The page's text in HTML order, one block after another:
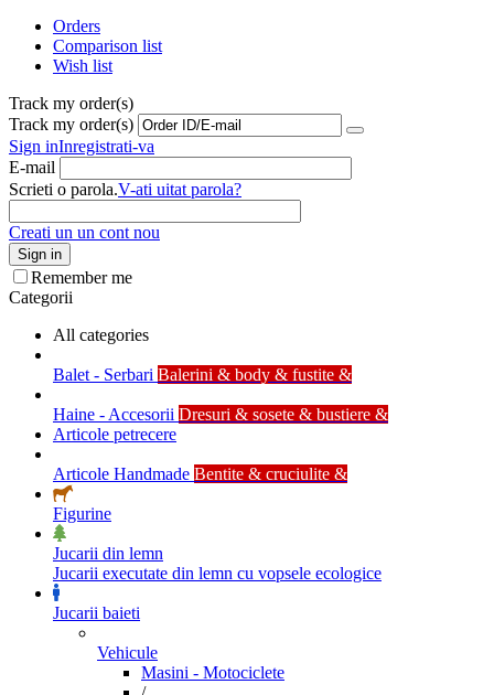
Orders
Comparison list
Wish list
Track my order(s)
Track my order(s)
Sign inInregistrati-va
E-mail
Scrieti o parola.V-ati uitat parola?
Creati un un cont nou
Sign in
Remember me
Categorii
All categories
Balet - Serbari Balerini & body & fustite &
Haine - Accesorii Dresuri & sosete & bustiere &
Articole petrecere
Articole Handmade Bentite & cruciulite &
Figurine
Jucarii din lemn
Jucarii executate din lemn cu vopsele ecologice
Jucarii baieti
Vehicule
Masini - Motociclete